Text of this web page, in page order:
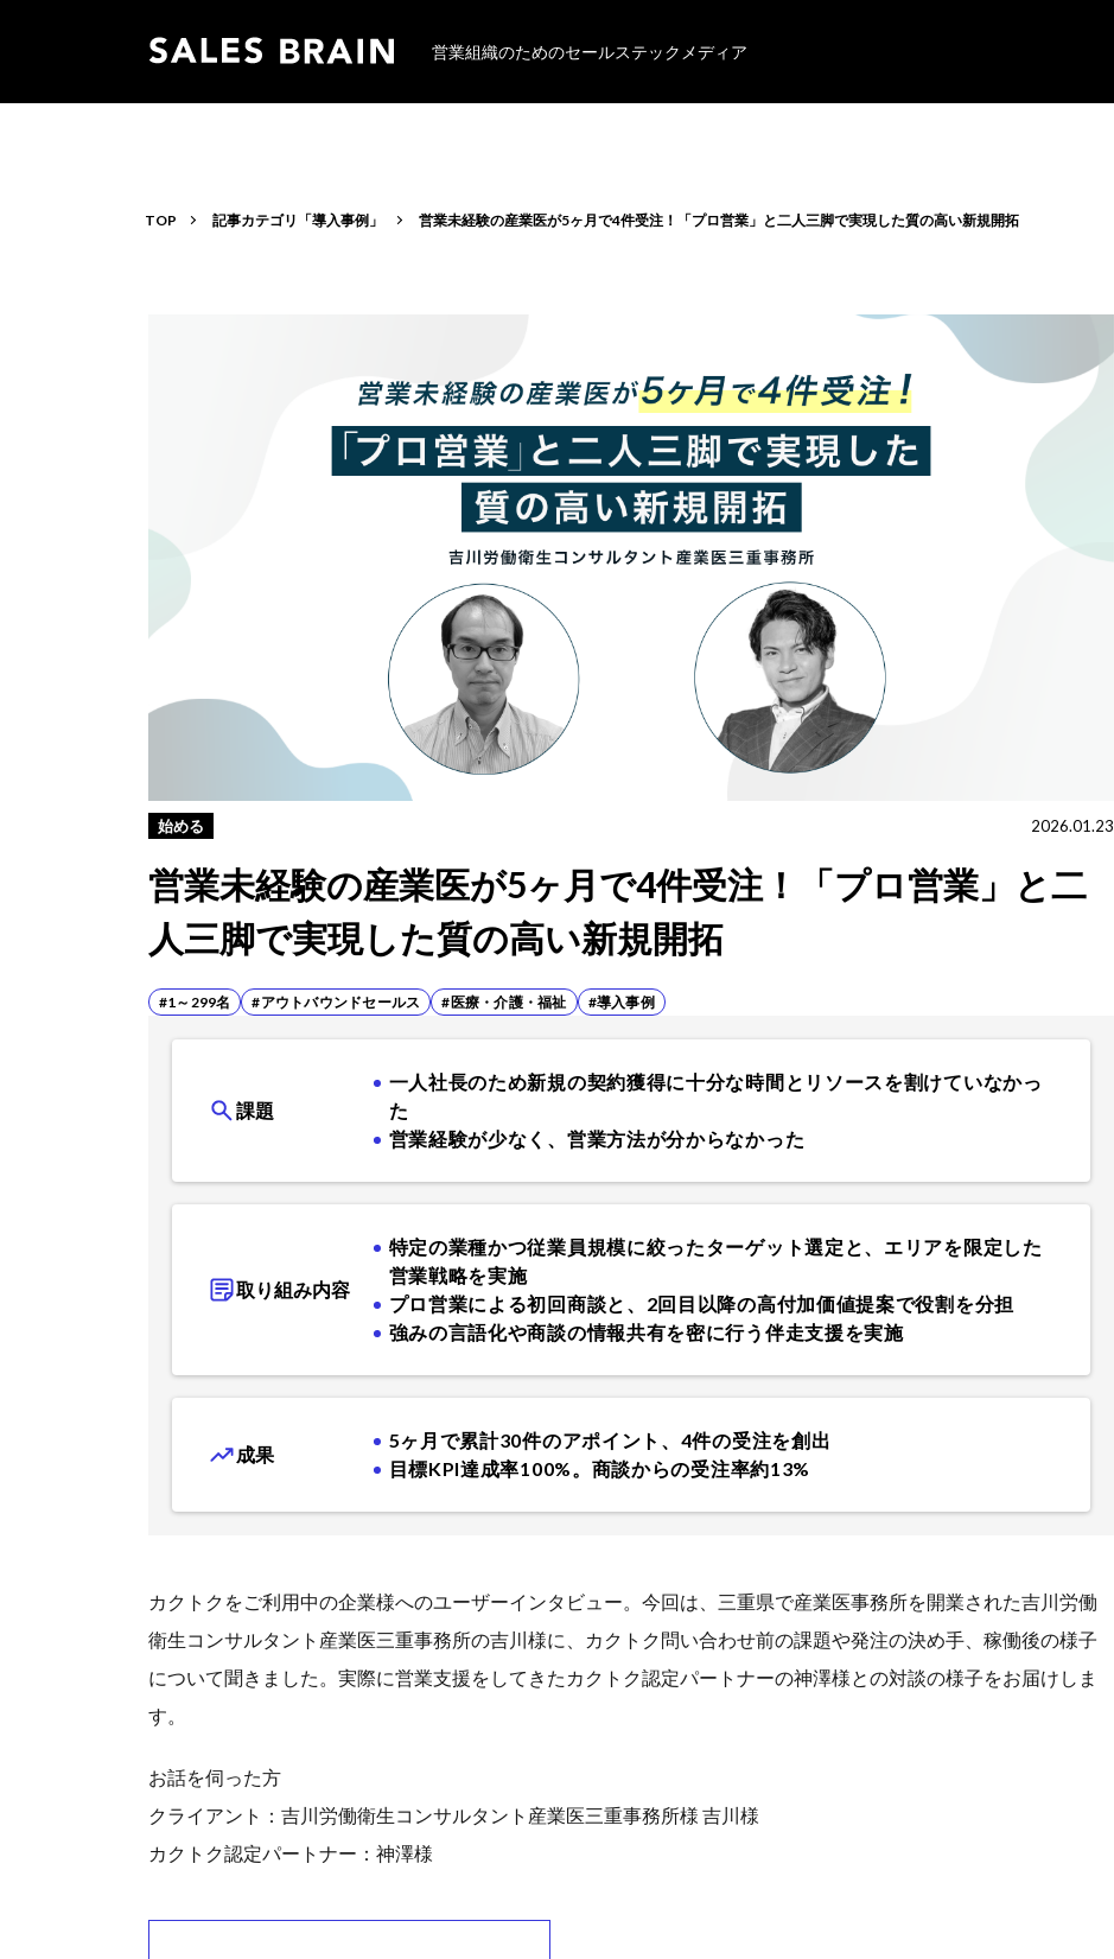
営業組織のためのセールステックメディア
TOP 記事カテゴリ「導入事例」 営業未経験の産業医が5ヶ月で4件受注！「プロ営業」と二人三脚で実現した質の高い新規開拓
始める 2026.01.23
営業未経験の産業医が5ヶ月で4件受注！「プロ営業」と二
人三脚で実現した質の高い新規開拓
#1～299名 #アウトバウンドセールス #医療・介護・福祉 #導入事例
課題
一人社長のため新規の契約獲得に十分な時間とリソースを割けていなかっ
た
営業経験が少なく、営業方法が分からなかった
取り組み内容
特定の業種かつ従業員規模に絞ったターゲット選定と、エリアを限定した
営業戦略を実施
プロ営業による初回商談と、2回目以降の高付加価値提案で役割を分担
強みの言語化や商談の情報共有を密に行う伴走支援を実施
成果
5ヶ月で累計30件のアポイント、4件の受注を創出
目標KPI達成率100%。商談からの受注率約13%
カクトクをご利用中の企業様へのユーザーインタビュー。今回は、三重県で産業医事務所を開業された吉川労働
衛生コンサルタント産業医三重事務所の吉川様に、カクトク問い合わせ前の課題や発注の決め手、稼働後の様子
について聞きました。実際に営業支援をしてきたカクトク認定パートナーの神澤様との対談の様子をお届けしま
す。
お話を伺った方
クライアント：吉川労働衛生コンサルタント産業医三重事務所様 吉川様
カクトク認定パートナー：神澤様